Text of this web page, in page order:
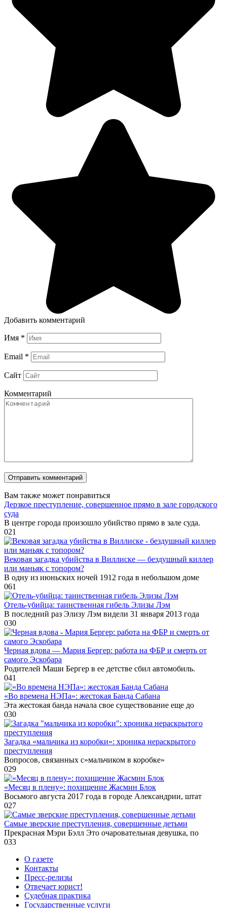
Добавить комментарий
Имя *
Email *
Сайт
Комментарий
Вам также может понравиться
Дерзкое преступление, совершенное прямо в зале городского
суда
В центре города произошло убийство прямо в зале суда.
021
Вековая загадка убийства в Виллиске — бездушный киллер
или маньяк с топором?
В одну из июньских ночей 1912 года в небольшом доме
061
Отель-убийца: таинственная гибель Элизы Лэм
В последний раз Элизу Лэм видели 31 января 2013 года
030
Черная вдова — Мария Бергер: работа на ФБР и смерть от
самого Эскобара
Родителей Маши Бергер в ее детстве сбил автомобиль.
041
«Во времена НЭПа»: жестокая Банда Сабана
Эта жестокая банда начала свое существование еще до
030
Загадка «мальчика из коробки»: хроника нераскрытого
преступления
Вопросов, связанных с»мальчиком в коробке»
029
«Месяц в плену»: похищение Жасмин Блок
Восьмого августа 2017 года в городе Александрии, штат
027
Самые зверские преступления, совершенные детьми
Прекрасная Мэри Бэлл Это очаровательная девушка, по
033
О газете
Контакты
Пресс-релизы
Отвечает юрист!
Судебная практика
Государственные услуги